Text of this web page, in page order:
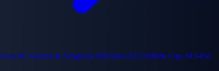
Arco #11 Guerra de Sangre de Mil Años: El Conflicto Cap. 613-654